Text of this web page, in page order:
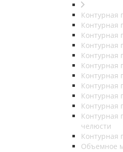
Контурная
Контурная
Контурная
Контурная
Контурная
Контурная
Контурная
Контурная
Контурная
Контурная
Контурная
челюсти
Контурная
Объемное